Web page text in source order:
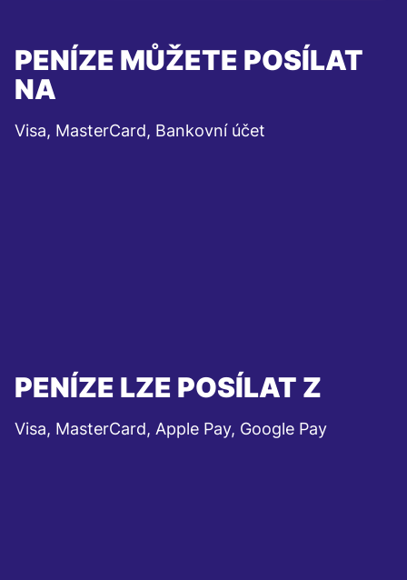
PENÍZE MŮŽETE POSÍLAT
NA
Visa, MasterCard, Bankovní účet
PENÍZE LZE POSÍLAT Z
Visa, MasterCard, Apple Pay, Google Pay